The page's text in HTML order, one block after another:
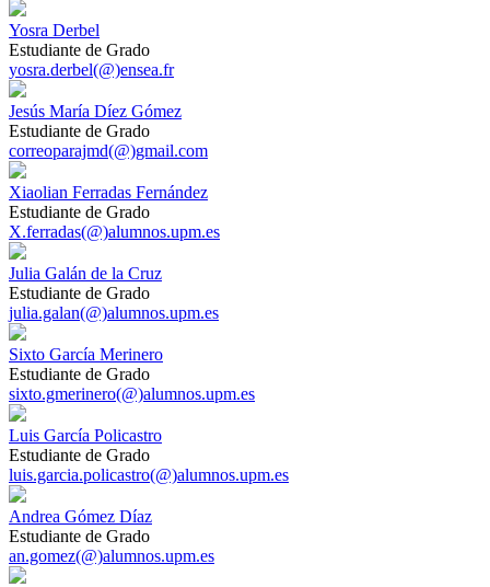
Yosra Derbel
Estudiante de Grado
yosra.derbel(@)ensea.fr
Jesús María Díez Gómez
Estudiante de Grado
correoparajmd(@)gmail.com
Xiaolian Ferradas Fernández
Estudiante de Grado
X.ferradas(@)alumnos.upm.es
Julia Galán de la Cruz
Estudiante de Grado
julia.galan(@)alumnos.upm.es
Sixto García Merinero
Estudiante de Grado
sixto.gmerinero(@)alumnos.upm.es
Luis García Policastro
Estudiante de Grado
luis.garcia.policastro(@)alumnos.upm.es
Andrea Gómez Díaz
Estudiante de Grado
an.gomez(@)alumnos.upm.es